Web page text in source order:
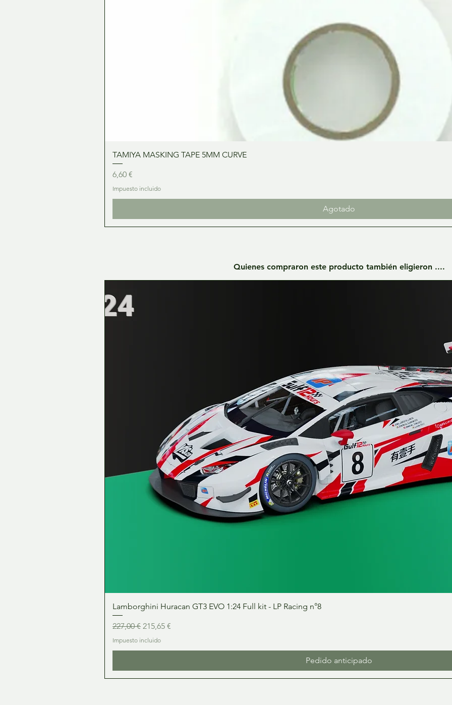
TAMIYA MASKING TAPE 5MM CURVE
Precio
6,60 €
Impuesto incluido
Agotado
Quienes compraron este producto también eligieron ....
Vista rápida
Lamborghini Huracan GT3 EVO 1:24 Full kit - LP Racing n°8
Precio
227,00 € Precio de oferta
215,65 €
Impuesto incluido
Pedido anticipado